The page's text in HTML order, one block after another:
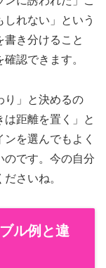
れない」という
き分けること
認できます。
り」と決めるの
距離を置く」と
を選んでもよく
のです。今の自分
さいね。
ル例と違